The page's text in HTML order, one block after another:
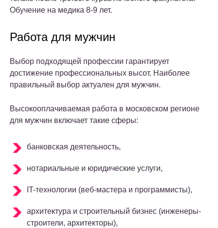
Обучение на медика 8-9 лет.
Работа для мужчин
Выбор подходящей профессии гарантирует
достижение профессиональных высот. Наиболее
правильный выбор актуален для мужчин.
Высокооплачиваемая работа в московском регионе
для мужчин включает такие сферы:
банковская деятельность,
нотариальные и юридические услуги,
IT-технологии (веб-мастера и программисты),
архитектура и строительный бизнес (инженеры-
строители, архитекторы),